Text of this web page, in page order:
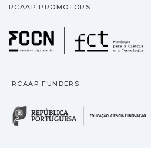
RCAAP PROMOTORS
RCAAP FUNDERS